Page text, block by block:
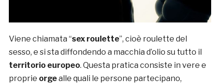
Viene chiamata “sex roulette”, cioè roulette del
sesso, e si sta diffondendo a macchia d’olio su tutto il
territorio europeo. Questa pratica consiste in vere e
proprie orgealle quali le persone partecipano,